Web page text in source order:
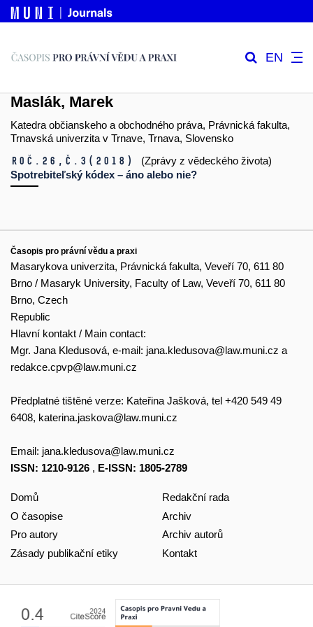
EN
Maslák, Marek
Katedra občianskeho a obchodného práva, Právnická fakulta,
Trnavská univerzita v Trnave, Trnava, Slovensko
Roč.26, č.3 (2018)
(Zprávy z vědeckého života)
Spotrebiteľský kódex – áno alebo nie?
Časopis pro právní vědu a praxi
Masarykova univerzita, Právnická fakulta, Veveří 70, 611 80
Brno / Masaryk University, Faculty of Law, Veveří 70, 611 80
Brno, Czech
Republic
Hlavní kontakt / Main contact:
Mgr. Jana Kledusová, e-mail: jana.kledusova@law.muni.cz a
redakce.cpvp@law.muni.cz
Předplatné tištěné verze: Kateřina Jašková, tel +420 549 49
6408, katerina.jaskova@law.muni.cz
Email: jana.kledusova@law.muni.cz
ISSN: 1210-9126 , E-ISSN: 1805-2789
Domů
O časopise
Pro autory
Zásady publikační etiky
Redakční rada
Archiv
Archiv autorů
Kontakt